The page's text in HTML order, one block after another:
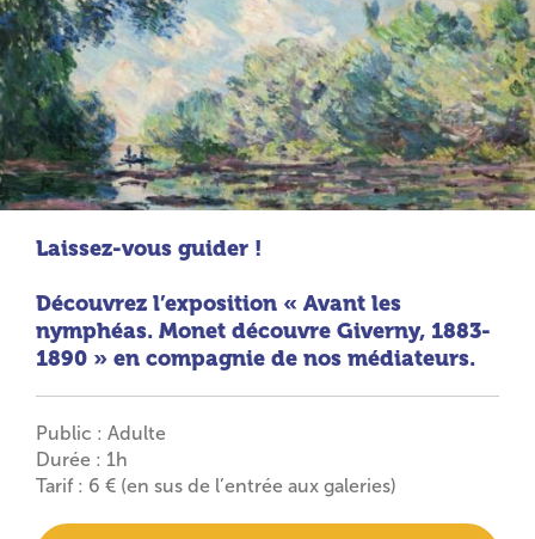
Laissez-vous guider !
Découvrez l’exposition « Avant les
nymphéas. Monet découvre Giverny, 1883-
1890 » en compagnie de nos médiateurs.
Public : Adulte
Durée : 1h
Tarif : 6 € (en sus de l’entrée aux galeries)